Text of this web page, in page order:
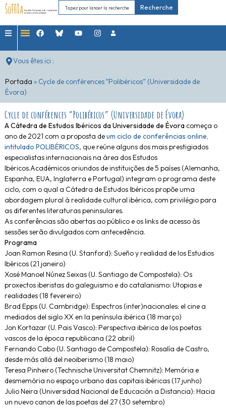
Recherche
Vous êtes ici :
Portada » Cycle de conférences “Polibéricos” (Universidade de
Évora)
Cycle de conférences “Polibéricos” (Universidade de Évora)
A Cátedra de Estudos Ibéricos da Universidade de Évoracomeça o
ano de 2021 com a proposta deum ciclo de conferências online,
intitulado POLIBÉRICOS, que reúne alguns dos mais prestigiados
especialistas internacionais na área dos Estudos
Ibéricos.Académicos oriundos de instituições de 5 países (Alemanha,
Espanha, EUA, Inglaterra e Portugal) integram o programa deste
ciclo, com o qual a Cátedra de Estudos Ibéricos propõe uma
abordagem plural à realidade cultural ibérica, com privilégio para
as diferentes literaturas peninsulares.
As conferências são abertas ao público e os links de acesso às
sessões serão divulgados com antecedência.
Programa
Joan Ramon Resina (U. Stanford): Sueño y realidad de los Estudios
Ibéricos (21 janeiro)
Xosé Manoel Núnez Seixas (U. Santiago de Compostela): Os
proxectos iberistas do galeguismo e do catalanismo: Utopias e
realidades (18 fevereiro)
Brad Epps (U. Cambridge): Espectros (inter)nacionales: el cine a
mediados del siglo XX en la península ibérica (18 março)
Jon Kortazar (U. Pais Vasco): Perspectiva ibérica de los poetas
vascos de la época republicana (22 abril)
Fernando Cabo (U. Santiago de Compostela): Rosalía de Castro,
desde más allá del neoiberismo (18 maio)
Teresa Pinheiro (Technische Universitat Chemnitz): Memória e
desmemória no espaço urbano das capitais ibéricas (17 junho)
Julio Neira (Universidad Nacional de Educación a Distancia): Hacia
un nuevo canon de las poetas del 27 (30 setembro)